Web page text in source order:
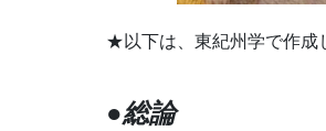
★以下は、東紀州学で作成
●総論